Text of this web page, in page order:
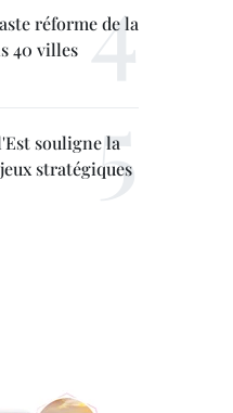
réforme de la
40 villes
souligne la
stratégiques